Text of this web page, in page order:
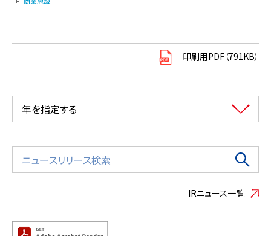
印刷用PDF（791KB）
年を指定する
IRニュース一覧